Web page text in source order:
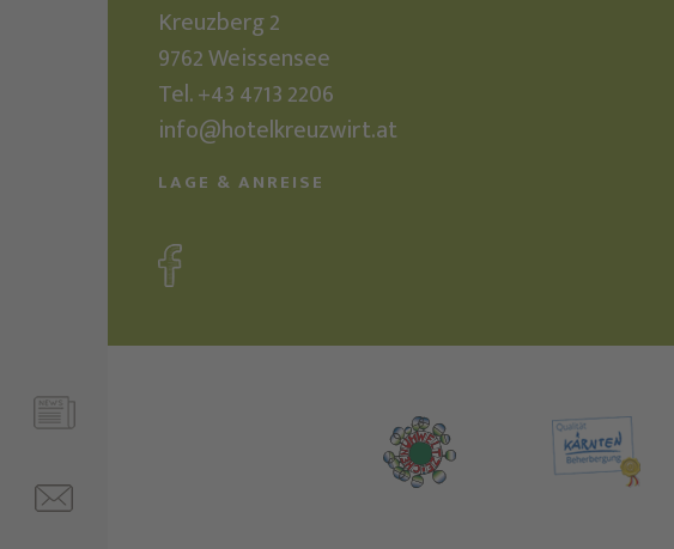
Kreuzberg 2
9762Weissensee
Tel.+43 4713 2206
info@hotelkreuzwirt.at
LAGE & ANREISE